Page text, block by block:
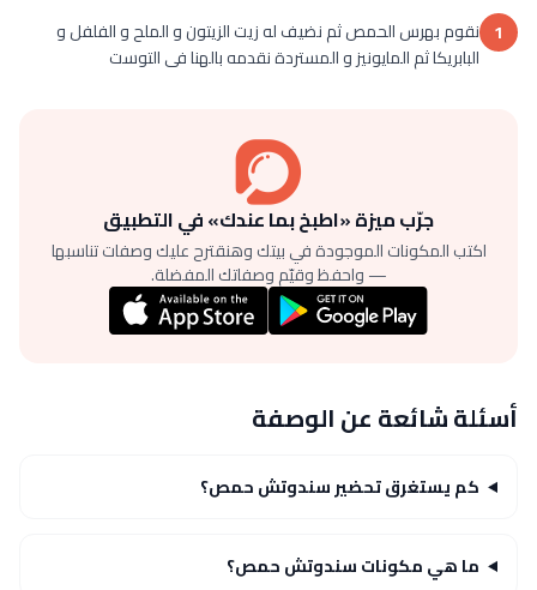
1 نقوم بهرس الحمص ثم نضيف له زيت الزيتون و الملح و الفلفل و
البابريكا ثم المايونيز و المستردة نقدمه بالهنا فى التوست
جرّب ميزة «اطبخ بما عندك» في التطبيق
اكتب المكونات الموجودة في بيتك وهنقترح عليك وصفات تناسبها
— واحفظ وقيّم وصفاتك المفضلة.
أسئلة شائعة عن الوصفة
كم يستغرق تحضير سندوتش حمص؟
ما هي مكونات سندوتش حمص؟